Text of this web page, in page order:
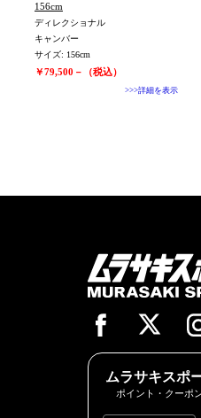
156cm
ディレクショナル
キャンバー
サイズ: 156cm
￥79,500－（税込）
>>>詳細を表示
ムラサキスポ
ポイント・クーポ